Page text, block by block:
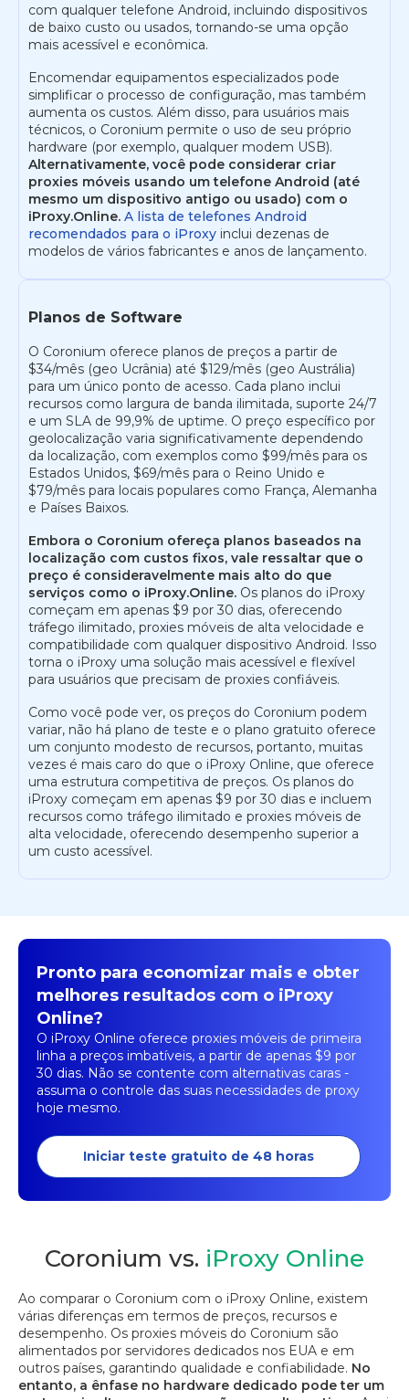
com qualquer telefone Android, incluindo dispositivos
de baixo custo ou usados, tornando-se uma opção
mais acessível e econômica.
Encomendar equipamentos especializados pode
simplificar o processo de configuração, mas também
aumenta os custos. Além disso, para usuários mais
técnicos, o Coronium permite o uso de seu próprio
hardware (por exemplo, qualquer modem USB).
Alternativamente, você pode considerar criar
proxies móveis usando um telefone Android (até
mesmo um dispositivo antigo ou usado) com o
iProxy.Online. A lista de telefones Android
recomendados para o iProxy inclui dezenas de
modelos de vários fabricantes e anos de lançamento.
Planos de Software
O Coronium oferece planos de preços a partir de
$34/mês (geo Ucrânia) até $129/mês (geo Austrália)
para um único ponto de acesso. Cada plano inclui
recursos como largura de banda ilimitada, suporte 24/7
e um SLA de 99,9% de uptime. O preço específico por
geolocalização varia significativamente dependendo
da localização, com exemplos como $99/mês para os
Estados Unidos, $69/mês para o Reino Unido e
$79/mês para locais populares como França, Alemanha
e Países Baixos.
Embora o Coronium ofereça planos baseados na
localização com custos fixos, vale ressaltar que o
preço é consideravelmente mais alto do que
serviços como o iProxy.Online. Os planos do iProxy
começam em apenas $9 por 30 dias, oferecendo
tráfego ilimitado, proxies móveis de alta velocidade e
compatibilidade com qualquer dispositivo Android. Isso
torna o iProxy uma solução mais acessível e flexível
para usuários que precisam de proxies confiáveis.
Como você pode ver, os preços do Coronium podem
variar, não há plano de teste e o plano gratuito oferece
um conjunto modesto de recursos, portanto, muitas
vezes é mais caro do que o iProxy Online, que oferece
uma estrutura competitiva de preços. Os planos do
iProxy começam em apenas $9 por 30 dias e incluem
recursos como tráfego ilimitado e proxies móveis de
alta velocidade, oferecendo desempenho superior a
um custo acessível.
Pronto para economizar mais e obter
melhores resultados com o iProxy
Online?
O iProxy Online oferece proxies móveis de primeira
linha a preços imbatíveis, a partir de apenas $9 por
30 dias. Não se contente com alternativas caras -
assuma o controle das suas necessidades de proxy
hoje mesmo.
Iniciar teste gratuito de 48 horas
Coronium vs. iProxy Online
Ao comparar o Coronium com o iProxy Online, existem
várias diferenças em termos de preços, recursos e
desempenho. Os proxies móveis do Coronium são
alimentados por servidores dedicados nos EUA e em
outros países, garantindo qualidade e confiabilidade. No
entanto, a ênfase no hardware dedicado pode ter um